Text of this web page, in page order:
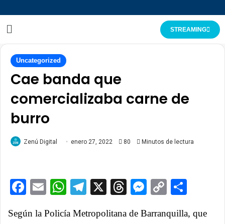
STREAMING
Uncategorized
Cae banda que
comercializaba carne de
burro
Zenú Digital enero 27, 2022 80 Minutos de lectura
Facebook
EmailWhatsApp
Telegram
X ThreadsCopy
Según la Policía Metropolitana de Barranquilla, que